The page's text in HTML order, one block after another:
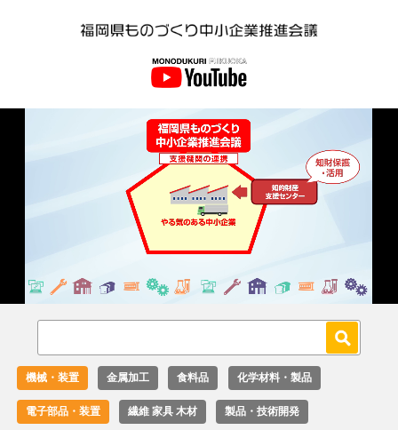
Unmute Loaded:
機械・装置 金属加工 食料品 化学材料・製品
電子部品・装置 繊維 家具 木材 製品・技術開発